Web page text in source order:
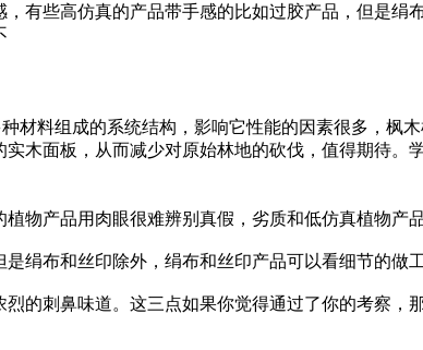
有些高仿真的产品带手感的比如过胶产品，但是绢
材料组成的系统结构，影响它性能的因素很多，枫
木面板，从而减少对原始林地的砍伐，值得期待。
物产品用肉眼很难辨别真假，劣质和低仿真植物产
绢布和丝印除外，绢布和丝印产品可以看细节的做工
的刺鼻味道。这三点如果你觉得通过了你的考察，